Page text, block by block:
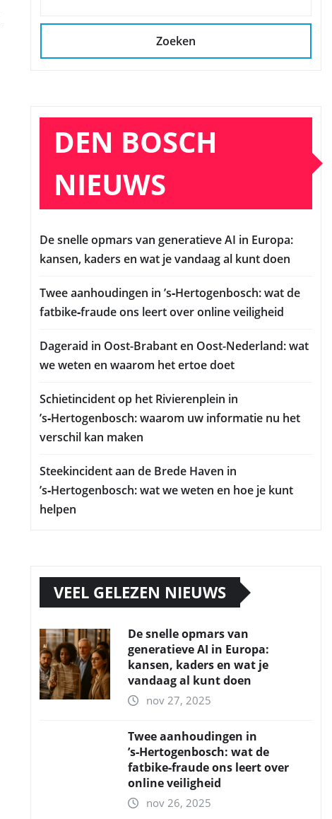
Zoeken
DEN BOSCH
NIEUWS
De snelle opmars van generatieve AI in Europa:
kansen, kaders en wat je vandaag al kunt doen
Twee aanhoudingen in ’s‑Hertogenbosch: wat de
fatbike‑fraude ons leert over online veiligheid
Dageraid in Oost-Brabant en Oost-Nederland: wat
we weten en waarom het ertoe doet
Schietincident op het Rivierenplein in
’s‑Hertogenbosch: waarom uw informatie nu het
verschil kan maken
Steekincident aan de Brede Haven in
’s‑Hertogenbosch: wat we weten en hoe je kunt
helpen
VEEL GELEZEN NIEUWS
De snelle opmars van
generatieve AI in Europa:
kansen, kaders en wat je
vandaag al kunt doen
nov 27, 2025
Twee aanhoudingen in
’s‑Hertogenbosch: wat de
fatbike‑fraude ons leert over
online veiligheid
nov 26, 2025